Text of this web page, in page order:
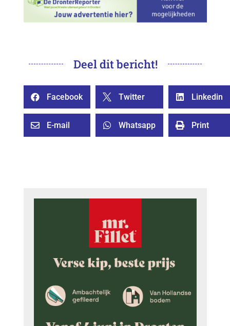
Deel dit bericht!
 Facebook  Twitter  Linkedin
 E-mail  Whatsapp  Print